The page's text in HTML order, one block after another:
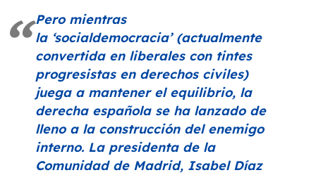
Pero mientras
la ‘socialdemocracia’(actualmente
convertida en liberales con tintes
progresistas en derechos civiles)
juega a mantener el equilibrio, la
derecha española se ha lanzado de
lleno a la construcción del enemigo
interno. La presidenta de la
Comunidad de Madrid, Isabel Díaz